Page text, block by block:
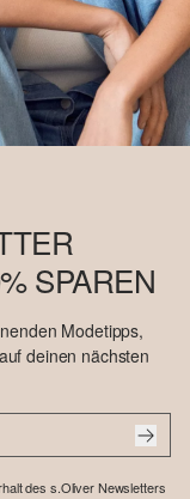
SPAREN
Modetipps,
deinen nächsten
des s.Oliver Newsletters